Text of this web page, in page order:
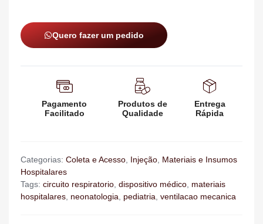
Quero fazer um pedido
Pagamento
Facilitado
Produtos de
Qualidade
Entrega
Rápida
Categorias: Coleta e Acesso, Injeção, Materiais e Insumos
Hospitalares
Tags: circuito respiratorio, dispositivo médico, materiais
hospitalares, neonatologia, pediatria, ventilacao mecanica